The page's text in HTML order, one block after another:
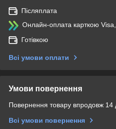
Післяплата
Онлайн-оплата карткою
Готівкою
Всі умови оплати
Умови повернення
Повернення товару впродовж 14
Всі умови повернення